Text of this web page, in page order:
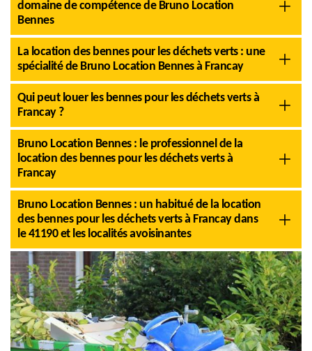
domaine de compétence de Bruno Location
Bennes
La location des bennes pour les déchets verts : une
spécialité de Bruno Location Bennes à Francay
Qui peut louer les bennes pour les déchets verts à
Francay ?
Bruno Location Bennes : le professionnel de la
location des bennes pour les déchets verts à
Francay
Bruno Location Bennes : un habitué de la location
des bennes pour les déchets verts à Francay dans
le 41190 et les localités avoisinantes